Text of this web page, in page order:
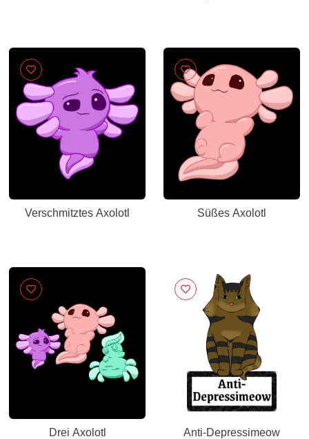
Verschmitztes Axolotl Süßes Axolotl
Drei Axolotl
Anti-Depressimeow